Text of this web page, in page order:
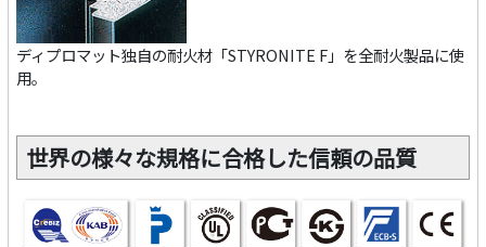
ディプロマット独自の耐火材「STYRONITE F」を全耐火製品に使
用。
世界の様々な規格に合格した信頼の品質